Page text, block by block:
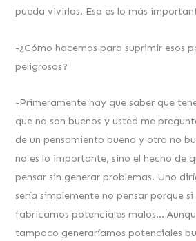
pueda vivirlos. Eso es lo más
-¿Cómo hacemos para suprimir esos
peligrosos?
-Primeramente hay que saber que
que no son buenos y usted me
de un pensamiento bueno y otro no
no es lo importante, sino el hecho de
pensar sin generar problemas. Uno
sería simplemente no pensar porque
fabricamos potenciales malos…
tampoco generaríamos potenciales